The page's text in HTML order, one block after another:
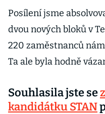
Posílení jsme
dvou nových bloků v
220 zaměstnanců
Ta ale byla hodně
Souhlasila jste se
kandidátku STAN